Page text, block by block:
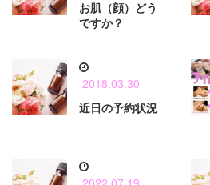
お肌（顔）どう
ですか？
2018.03.30
近日の予約状況